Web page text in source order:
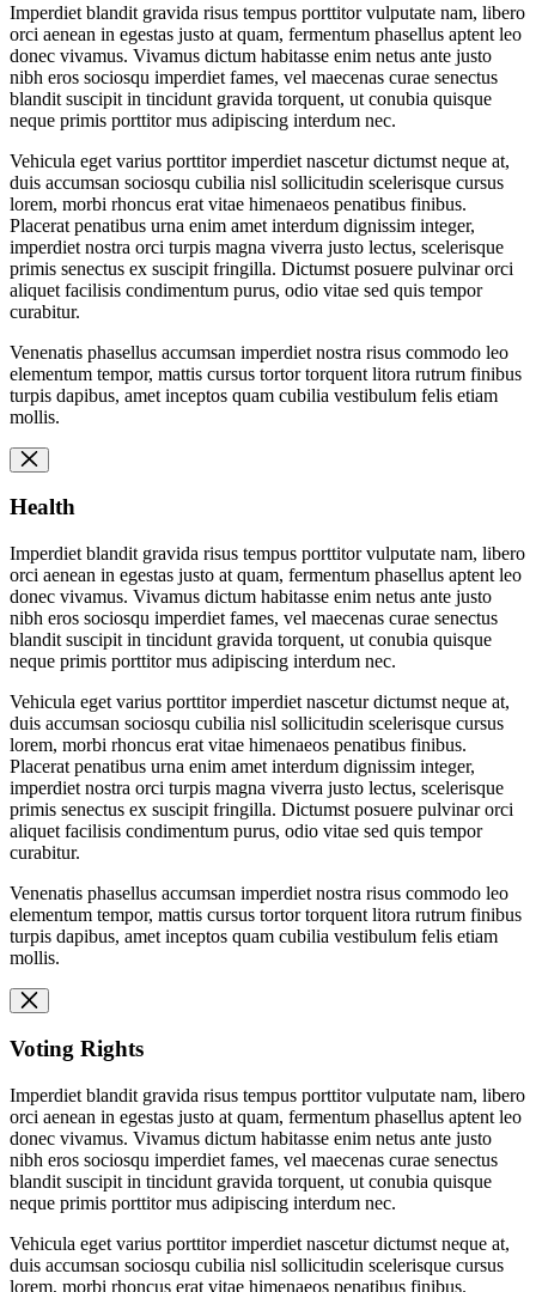
Imperdiet blandit gravida risus tempus porttitor vulputate nam, libero
orci aenean in egestas justo at quam, fermentum phasellus aptent leo
donec vivamus. Vivamus dictum habitasse enim netus ante justo
nibh eros sociosqu imperdiet fames, vel maecenas curae senectus
blandit suscipit in tincidunt gravida torquent, ut conubia quisque
neque primis porttitor mus adipiscing interdum nec.
Vehicula eget varius porttitor imperdiet nascetur dictumst neque at,
duis accumsan sociosqu cubilia nisl sollicitudin scelerisque cursus
lorem, morbi rhoncus erat vitae himenaeos penatibus finibus.
Placerat penatibus urna enim amet interdum dignissim integer,
imperdiet nostra orci turpis magna viverra justo lectus, scelerisque
primis senectus ex suscipit fringilla. Dictumst posuere pulvinar orci
aliquet facilisis condimentum purus, odio vitae sed quis tempor
curabitur.
Venenatis phasellus accumsan imperdiet nostra risus commodo leo
elementum tempor, mattis cursus tortor torquent litora rutrum finibus
turpis dapibus, amet inceptos quam cubilia vestibulum felis etiam
mollis.
Health
Imperdiet blandit gravida risus tempus porttitor vulputate nam, libero
orci aenean in egestas justo at quam, fermentum phasellus aptent leo
donec vivamus. Vivamus dictum habitasse enim netus ante justo
nibh eros sociosqu imperdiet fames, vel maecenas curae senectus
blandit suscipit in tincidunt gravida torquent, ut conubia quisque
neque primis porttitor mus adipiscing interdum nec.
Vehicula eget varius porttitor imperdiet nascetur dictumst neque at,
duis accumsan sociosqu cubilia nisl sollicitudin scelerisque cursus
lorem, morbi rhoncus erat vitae himenaeos penatibus finibus.
Placerat penatibus urna enim amet interdum dignissim integer,
imperdiet nostra orci turpis magna viverra justo lectus, scelerisque
primis senectus ex suscipit fringilla. Dictumst posuere pulvinar orci
aliquet facilisis condimentum purus, odio vitae sed quis tempor
curabitur.
Venenatis phasellus accumsan imperdiet nostra risus commodo leo
elementum tempor, mattis cursus tortor torquent litora rutrum finibus
turpis dapibus, amet inceptos quam cubilia vestibulum felis etiam
mollis.
Voting Rights
Imperdiet blandit gravida risus tempus porttitor vulputate nam, libero
orci aenean in egestas justo at quam, fermentum phasellus aptent leo
donec vivamus. Vivamus dictum habitasse enim netus ante justo
nibh eros sociosqu imperdiet fames, vel maecenas curae senectus
blandit suscipit in tincidunt gravida torquent, ut conubia quisque
neque primis porttitor mus adipiscing interdum nec.
Vehicula eget varius porttitor imperdiet nascetur dictumst neque at,
duis accumsan sociosqu cubilia nisl sollicitudin scelerisque cursus
lorem, morbi rhoncus erat vitae himenaeos penatibus finibus.